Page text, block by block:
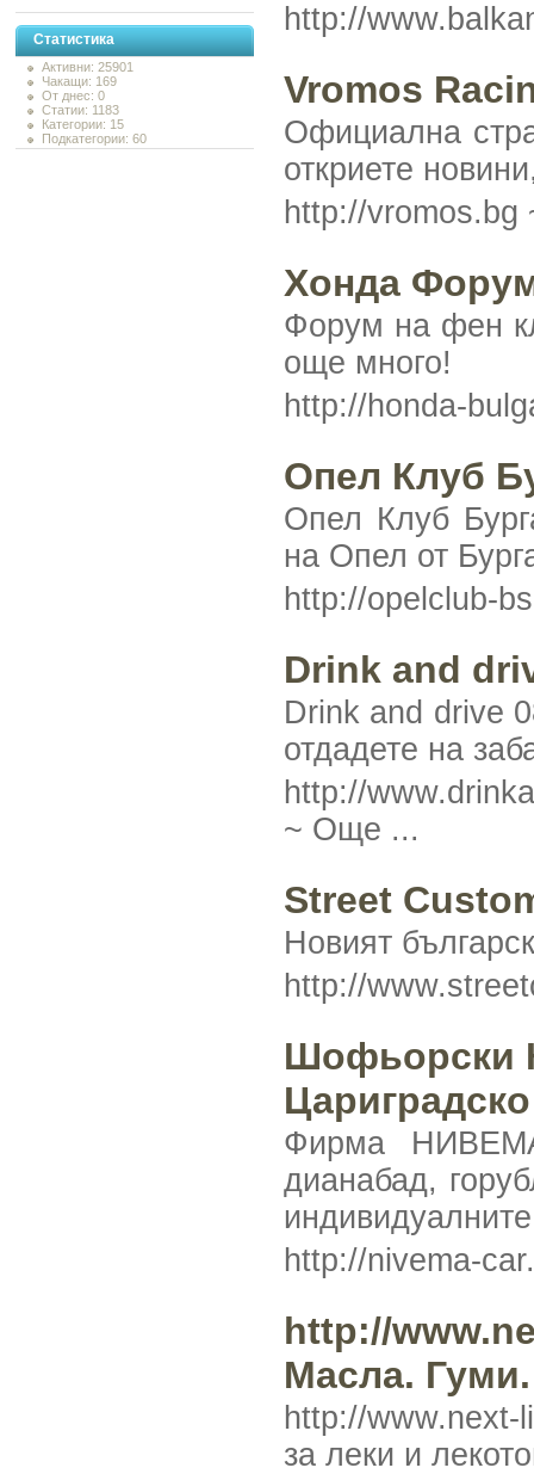
Статистика
Активни: 25901
Чакащи: 169
От днес: 0
Статии: 1183
Категории: 15
Подкатегории: 60
http://
Vromos
Официална
откриете
http://
Хонда
Форум на фен
още много!
http://honda-
Опел Клуб
Опел Клуб
на Опел от
http://opelclub-
Drink and
Drink and drive
отдадете на
http://
~ Още ...
Street
Новият
http://
Шофьорски
Фирма
дианабад,
http://nivema-
http://
Масла.
http://www.next-
за леки и